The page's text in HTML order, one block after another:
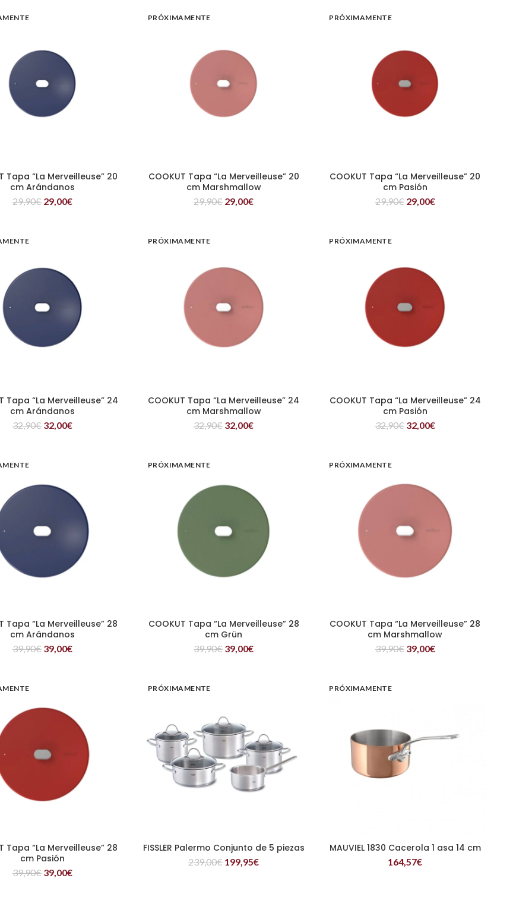
LEER MÁS
Tapa “La Merveilleuse” 20
cm Arándanos
29,90€ 29,00€
PRÓXIMAMENTE
LEER MÁS
COOKUT Tapa “La Merveilleuse” 20
cm Marshmallow
29,90€ 29,00€
PRÓXIMAMENTE
LEER MÁS
COOKUT Tapa “La Merveilleuse” 20
cm Pasión
29,90€ 29,00€
LEER MÁS
Tapa “La Merveilleuse” 24
cm Arándanos
32,90€ 32,00€
PRÓXIMAMENTE
LEER MÁS
COOKUT Tapa “La Merveilleuse” 24
cm Marshmallow
32,90€ 32,00€
PRÓXIMAMENTE
LEER MÁS
COOKUT Tapa “La Merveilleuse” 24
cm Pasión
32,90€ 32,00€
LEER MÁS
Tapa “La Merveilleuse” 28
cm Arándanos
39,90€ 39,00€
PRÓXIMAMENTE
LEER MÁS
COOKUT Tapa “La Merveilleuse” 28
cm Grün
39,90€ 39,00€
PRÓXIMAMENTE
LEER MÁS
COOKUT Tapa “La Merveilleuse” 28
cm Marshmallow
39,90€ 39,00€
LEER MÁS
Tapa “La Merveilleuse” 28
cm Pasión
39,90€ 39,00€
PRÓXIMAMENTE
LEER MÁS
FISSLER Palermo Conjunto de 5 piezas
239,00€ 199,95€
PRÓXIMAMENTE
LEER MÁS
MAUVIEL 1830 Cacerola 1 asa 14 cm
164,57€